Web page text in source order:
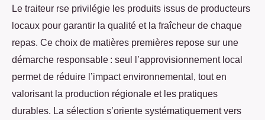
Le traiteur rse privilégie les produits issus de producteurs
locaux pour garantir la qualité et la fraîcheur de chaque
repas. Ce choix de matières premières repose sur une
démarche responsable : seul l’approvisionnement local
permet de réduire l’impact environnemental, tout en
valorisant la production régionale et les pratiques
durables. La sélection s’oriente systématiquement vers